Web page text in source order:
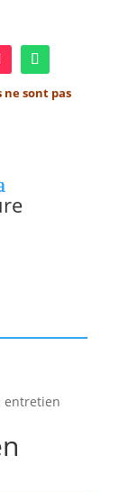
sont pas
entretien